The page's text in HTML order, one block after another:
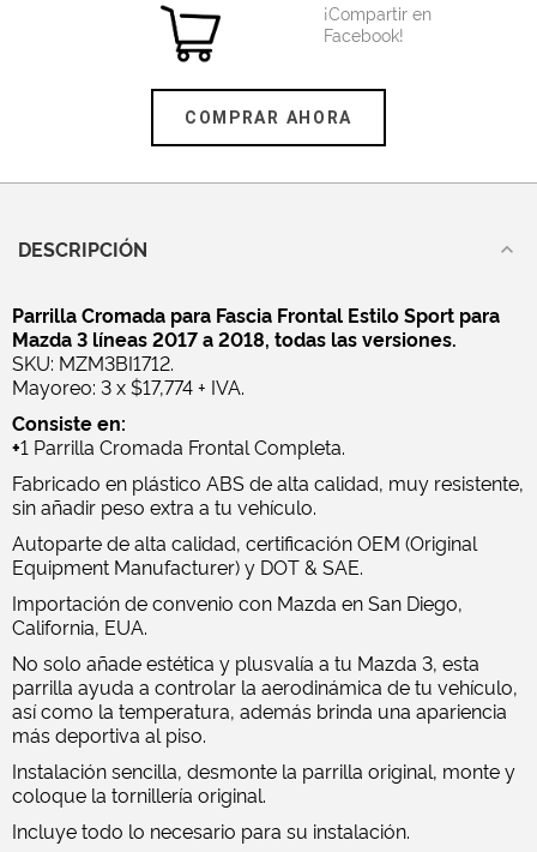
¡Compartir en
Facebook!
COMPRAR AHORA
DESCRIPCIÓN
Parrilla Cromada para Fascia Frontal Estilo Sport para
Mazda 3 líneas 2017 a 2018, todas las versiones.
SKU: MZM3BI1712.
Mayoreo: 3 x $17,774 + IVA.
Consiste en:
+1 Parrilla Cromada Frontal Completa.
Fabricado en plástico ABS de alta calidad, muy resistente,
sin añadir peso extra a tu vehículo.
Autoparte de alta calidad, certificación OEM (Original
Equipment Manufacturer) y DOT & SAE.
Importación de convenio con Mazda en San Diego,
California, EUA.
No solo añade estética y plusvalía a tu Mazda 3, esta
parrilla ayuda a controlar la aerodinámica de tu vehículo,
así como la temperatura, además brinda una apariencia
más deportiva al piso.
Instalación sencilla, desmonte la parrilla original, monte y
coloque la tornillería original.
Incluye todo lo necesario para su instalación.